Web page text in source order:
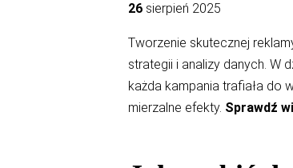
26 sierpień 2025
Tworzenie skutecznej
strategii i analizy danych. W
każda kampania trafiała do
mierzalne efekty. Sprawdź